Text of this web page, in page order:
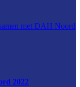
met DAH Noord
2022